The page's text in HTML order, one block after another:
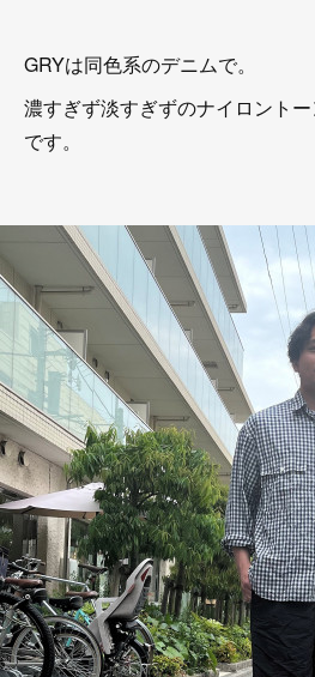
GRYは同色系のデニムで。
濃すぎず淡すぎずのナイロント
です。